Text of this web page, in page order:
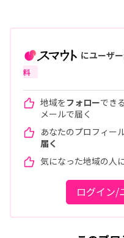
にユーザ
料
地域をフォローでき
メールで届く
あなたのプロフィー
届く
気になった地域の人
ログイン/